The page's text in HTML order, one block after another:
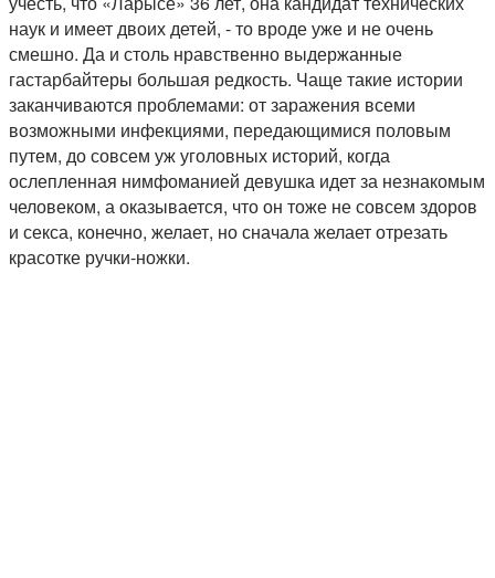
наук и имеет двоих детей, - то вроде уже и не очень
смешно. Да и столь нравственно выдержанные
гастарбайтеры большая редкость. Чаще такие истории
заканчиваются проблемами: от заражения всеми
возможными инфекциями, передающимися половым
путем, до совсем уж уголовных историй, когда
ослепленная нимфоманией девушка идет за незнакомым
человеком, а оказывается, что он тоже не совсем здоров
и секса, конечно, желает, но сначала желает отрезать
красотке ручки-ножки.